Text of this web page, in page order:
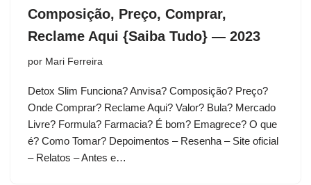
Composição, Preço, Comprar,
Reclame Aqui {Saiba Tudo} — 2023
por Mari Ferreira
Detox Slim Funciona? Anvisa? Composição? Preço?
Onde Comprar? Reclame Aqui? Valor? Bula? Mercado
Livre? Formula? Farmacia? É bom? Emagrece? O que
é? Como Tomar? Depoimentos – Resenha – Site oficial
– Relatos – Antes e…